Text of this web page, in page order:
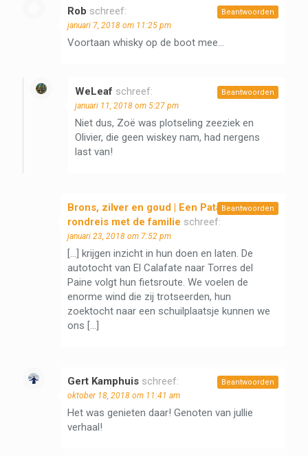
Rob schreef:
januari 7, 2018 om 11:25 pm
Voortaan whisky op de boot mee…
Beantwoorden
WeLeaf schreef:
januari 11, 2018 om 5:27 pm
Niet dus, Zoë was plotseling zeeziek en
Olivier, die geen wiskey nam, had nergens
last van!
Beantwoorden
Brons, zilver en goud | Een Patagonië
rondreis met de familie schreef:
januari 23, 2018 om 7:52 pm
[…] krijgen inzicht in hun doen en laten. De
autotocht van El Calafate naar Torres del
Paine volgt hun fietsroute. We voelen de
enorme wind die zij trotseerden, hun
zoektocht naar een schuilplaatsje kunnen we
ons […]
Beantwoorden
Gert Kamphuis schreef:
oktober 18, 2018 om 11:41 am
Het was genieten daar! Genoten van jullie
verhaal!
Beantwoorden